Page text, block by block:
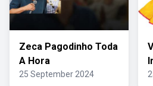
Zeca Pagodinho Toda
A Hora
25 September 2024